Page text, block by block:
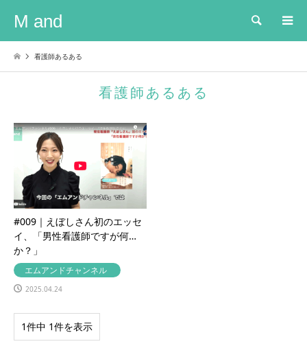
M and 検索
看護師あるある
看護師あるある
#009｜えぼしさん初のエッセ
イ、「男性看護師ですが何
か？」
エムアンドチャンネル
2025.04.24
1件中 1件を表示